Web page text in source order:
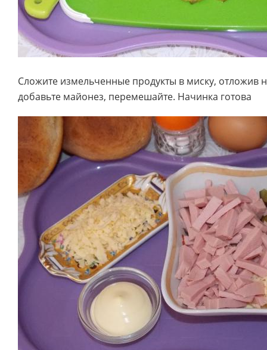
Сложите измельченные продукты в миску, отложив
добавьте майонез, перемешайте. Начинка готова